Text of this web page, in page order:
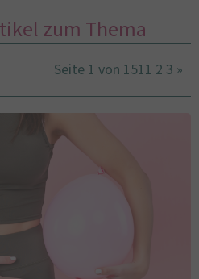
zum Thema
Seite 1 von 1511 2 3 »